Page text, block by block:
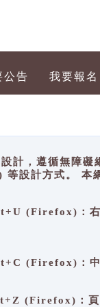
公告 我要報名
計，遵循無障
設計方式。 本
(Firefox)：右
(Firefox)：中
(Firefox)：頁